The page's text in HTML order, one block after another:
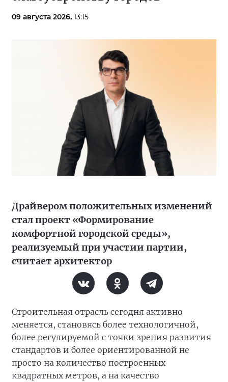
09 августа 2026, 13:15
Драйвером положительных изменений
стал проект «Формирование
комфортной городской среды»,
реализуемый при участии партии,
считает архитектор
Строительная отрасль сегодня активно
меняется, становясь более технологичной,
более регулируемой с точки зрения развития
стандартов и более ориентированной не
просто на количество построенных
квадратных метров, а на качество